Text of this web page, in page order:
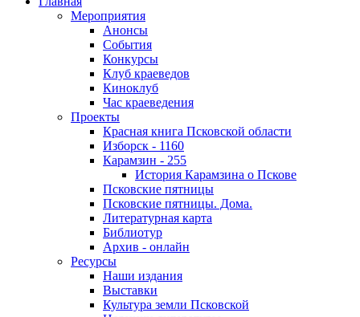
Мероприятия
Анонсы
События
Конкурсы
Клуб краеведов
Киноклуб
Час краеведения
Проекты
Красная книга Псковской области
Изборск - 1160
Карамзин - 255
История Карамзина о Пскове
Псковские пятницы
Псковские пятницы. Дома.
Литературная карта
Библиотур
Архив - онлайн
Ресурсы
Наши издания
Выставки
Культура земли Псковской